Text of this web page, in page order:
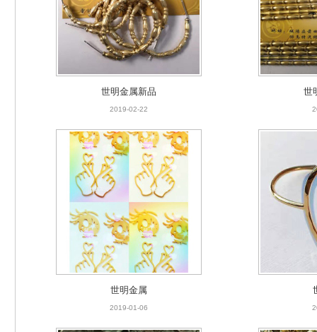
世明金属新品
2019-02-22
世
世明金属
2019-01-06
世明金属新品
2019-02-22
世
世明金属
2019-01-06